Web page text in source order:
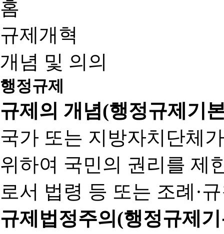
홈
규제개혁
개념 및 의의
행정규제
규제의 개념(행정규제기
국가 또는 지방자치단체
위하여 국민의 권리를 제
로서 법령 등 또는 조례·
규제법정주의(행정규제